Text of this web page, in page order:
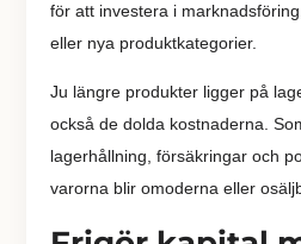
för att investera i
eller nya produktkategorier.
Ju längre produkter ligger på
också de dolda kostnaderna.
lagerhållning, försäkringar och
varorna blir omoderna eller